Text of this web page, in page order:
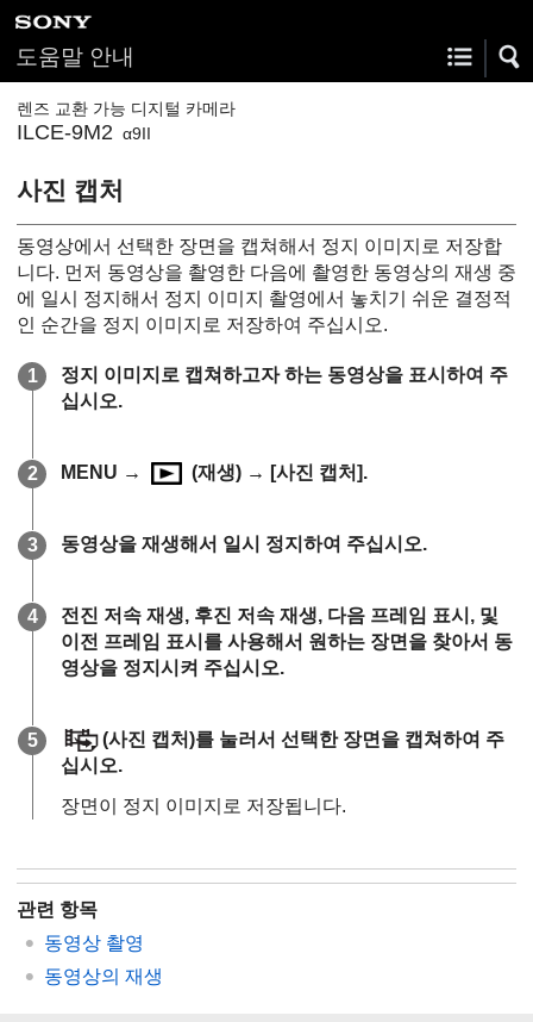
도움말 안내
렌즈 교환 가능 디지털 카메라
ILCE-9M2 α9II
사진 캡처
동영상에서 선택한 장면을 캡쳐해서 정지 이미지로 저장합
니다. 먼저 동영상을 촬영한 다음에 촬영한 동영상의 재생 중
에 일시 정지해서 정지 이미지 촬영에서 놓치기 쉬운 결정적
인 순간을 정지 이미지로 저장하여 주십시오.
정지 이미지로 캡쳐하고자 하는 동영상을 표시하여 주
십시오.
MENU → (재생) → [사진 캡처].
동영상을 재생해서 일시 정지하여 주십시오.
전진 저속 재생, 후진 저속 재생, 다음 프레임 표시, 및
이전 프레임 표시를 사용해서 원하는 장면을 찾아서 동
영상을 정지시켜 주십시오.
(사진 캡처)를 눌러서 선택한 장면을 캡쳐하여 주
십시오.
장면이 정지 이미지로 저장됩니다.
관련 항목
동영상 촬영
동영상의 재생